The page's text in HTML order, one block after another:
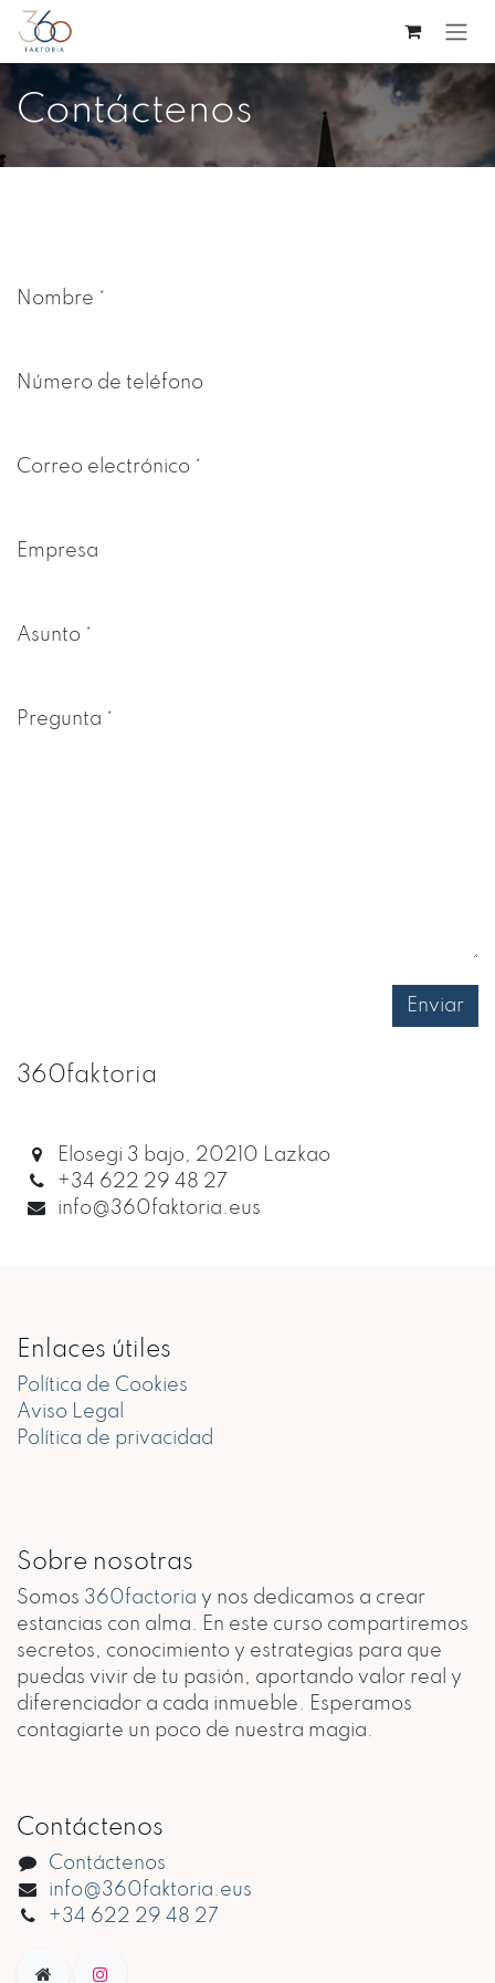
Ir al contenido
Contáctenos
Nombre
Número de teléfono
Correo electrónico
Empresa
Asunto
Pregunta
Enviar
360faktoria
Elosegi 3 bajo, 20210 Lazkao
+34 622 29 48 27
info@360faktoria.eus
Enlaces útiles
Política de Cookies
Aviso Legal
Política de privacidad
Sobre nosotras
Somos 360factoria y nos dedicamos a crear
estancias con alma. En este curso compartiremos
secretos, conocimiento y estrategias para que
puedas vivir de tu pasión, aportando valor real y
diferenciador a cada inmueble. Esperamos
contagiarte un poco de nuestra magia.
Contáctenos
Contáctenos
info@360faktoria.eus
+34 622 29 48 27